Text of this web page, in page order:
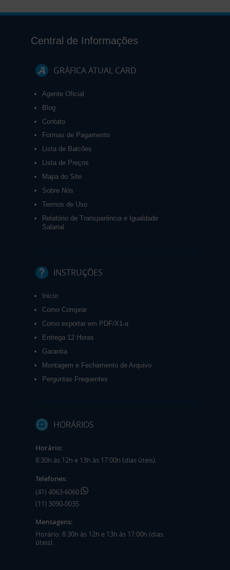
Central de Informações
GRÁFICA ATUAL CARD
Agente Oficial
Blog
Contato
Formas de Pagamento
Lista de Balcões
Lista de Preços
Mapa do Site
Sobre Nós
Termos de Uso
Relatório de Transparência e Igualdade
Salarial
INSTRUÇÕES
Inicio
Como Comprar
Como exportar em PDF/X1-a
Entrega 12 Horas
Garantia
Montagem e Fechamento de Arquivo
Perguntas Frequentes
HORÁRIOS
Horário:
8:30h às 12h e 13h às 17:00h (dias úteis).
Telefones:
(41) 4063-6060
(11) 3090-0035
Mensagens:
Horário: 8:30h às 12h e 13h às 17:00h (dias
úteis).